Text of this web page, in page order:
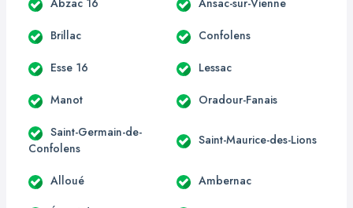
Brillac Confolens
Esse 16 Lessac
Manot Oradour-Fanais
Saint-Germain-de-
Confolens
Saint-Maurice-des-Lions
Alloué Ambernac